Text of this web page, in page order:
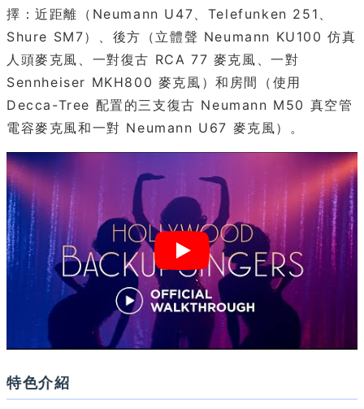
擇：近距離（Neumann U47、Telefunken 251、
Shure SM7）、後方（立體聲 Neumann KU100 仿真
人頭麥克風、一對復古 RCA 77 麥克風、一對
Sennheiser MKH800 麥克風）和房間（使用
Decca-Tree 配置的三支復古 Neumann M50 真空管
電容麥克風和一對 Neumann U67 麥克風）。
特色介紹